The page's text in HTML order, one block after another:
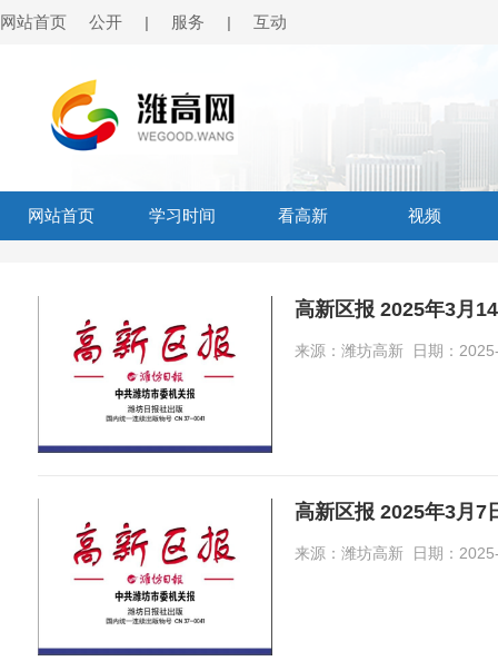
网站首页 公开 | 服务 | 互动
网站首页 学习时间 看高新 视频
高新区报 2025年3月
来源：潍坊高新 日期：
高新区报 2025年3月7
来源：潍坊高新 日期：